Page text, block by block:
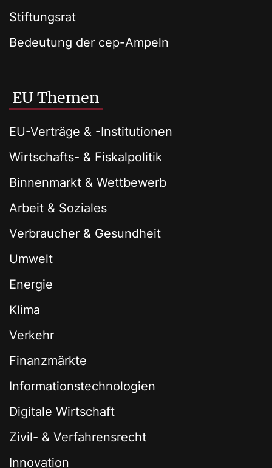
Stiftungsrat
Bedeutung der cep-Ampeln
EU Themen
EU-Verträge & -Institutionen
Wirtschafts- & Fiskalpolitik
Binnenmarkt & Wettbewerb
Arbeit & Soziales
Verbraucher & Gesundheit
Umwelt
Energie
Klima
Verkehr
Finanzmärkte
Informationstechnologien
Digitale Wirtschaft
Zivil- & Verfahrensrecht
Innovation